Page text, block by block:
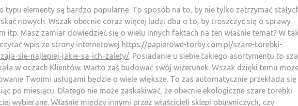
typu elementy są bardzo popularne. To sposób na to, by nie tylko zatrzymać
nowych. Wszak obecnie coraz więcej ludzi dba o to, by troszczyć się o sprawy
itp. Masz zamiar dowiedzieć się o wielu innych faktach na ten właśnie temat? W
wpis ze strony internetowej https://papierowe-torby.com.pl/szare-torebki-
sie-najlepiej-jakie-sa-ich-zalety/. Posiadanie u siebie takiego asortymentu to
w oczach Klientów. Warto zaś budować swój wizerunek. Wszak dzięki temu
Twoimi usługami będzie o wiele większe. To zaś automatycznie przekłada się
po miesiącu. Dlatego nie może zaskakiwać, że obecnie ekologiczne szare torebki
wybierane. Właśnie między innymi przez właścicieli sklepi obuwniczych, czy